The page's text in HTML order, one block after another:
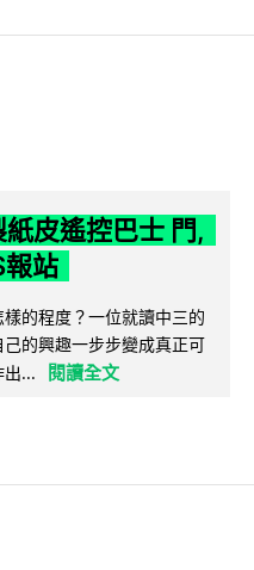
皮遙控巴士 門,
站
的程度？一位就讀中三的
的興趣一步步變成真正可
...
閱讀全文